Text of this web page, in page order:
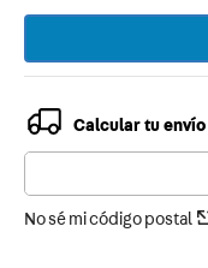
Calcular tu envío
No sé mi código postal
7.
smart
8.
termica
9.
10. usb